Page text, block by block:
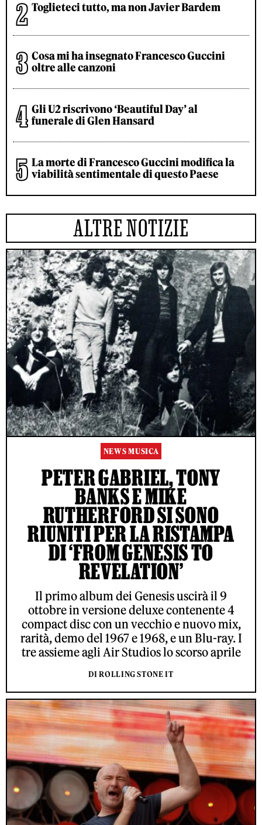
Toglieteci tutto, ma non Javier Bardem
Cosa mi ha insegnato Francesco Guccini
oltre alle canzoni
Gli U2 riscrivono ‘Beautiful Day’ al
funerale di Glen Hansard
La morte di Francesco Guccini modifica la
viabilità sentimentale di questo Paese
ALTRE NOTIZIE
NEWS MUSICA
PETER GABRIEL, TONY
BANKS E MIKE
RUTHERFORD SI SONO
RIUNITI PER LA RISTAMPA
DI ‘FROM GENESIS TO
REVELATION’
Il primo album dei Genesis uscirà il 9
ottobre in versione deluxe contenente 4
compact disc con un vecchio e nuovo mix,
rarità, demo del 1967 e 1968, e un Blu-ray. I
tre assieme agli Air Studios lo scorso aprile
DI ROLLING STONE IT